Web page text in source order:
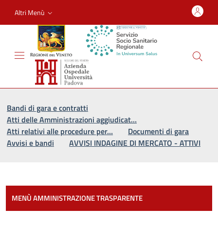
Altri Menù
Bandi di gara e contratti
Atti delle Amministrazioni aggiudicat…
Atti relativi alle procedure per…
Documenti di gara
Avvisi e bandi
AVVISI INDAGINE DI MERCATO - ATTIVI
MENÙ AMMINISTRAZIONE TRASPARENTE